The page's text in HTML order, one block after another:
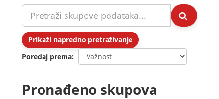
Prikaži napredno pretraživanje
Poredaj prema
Pronađeno skupova